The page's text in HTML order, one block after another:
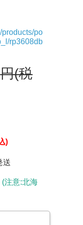
po
rp3608db
円(税
)
送
注意:北海